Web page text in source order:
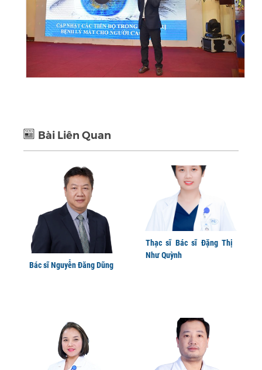
Bài Liên Quan
Bác sĩ Nguyễn Đăng Dũng
Thạc sĩ Bác sĩ Đặng Thị
Như Quỳnh